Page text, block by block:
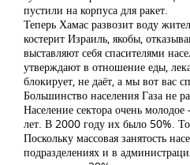
пустили на корпуса для ракет.
Теперь Хамас развозит воду
костерит Израиль, якобы,
выставляют себя спасителями
утверждают в отношение еды,
блокирует, не даёт, а мы вот вас
Большинство населения Газа не
Население сектора очень
лет. В 2000 году их было 50%. То
Поскольку массовая занятость
подразделениях и в